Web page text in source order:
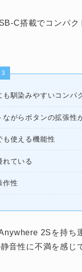
C搭載でコンパク
も馴染みやすいコンパ
ながらボタンの拡張性
も使える機能性
れている
作性
2Sを持
音性に不満を感じ